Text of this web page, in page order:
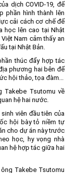
dịch COVID-19, để
phần hình thành lên
cải cách cơ chế để
học lên cao tại Nhật
Nam cảm thấy an
tại Nhật Bản.
thúc đẩy hợp tác
phương hai bên để
hội thảo, tọa đàm...
Takebe Tsutomu về
hệ hai nước.
viên đầu tiên của
hội bày tỏ niềm tự
cho dự án này trước
học, hy vọng nhà
hệ hợp tác giữa hai
Takebe Tsutomu